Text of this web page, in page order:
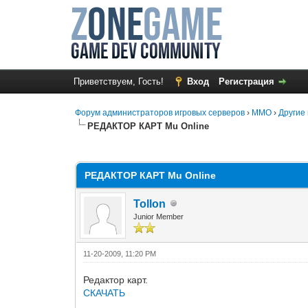
Приветствуем, Гость! Вход Регистрация
Форум администраторов игровых серверов › MMO ›Другие
РЕДАКТОР КАРТ Mu Online
РЕДАКТОР КАРТ Mu Online
Tollon
Junior Member
11-20-2009, 11:20 PM
Редактор карт.
СКАЧАТЬ